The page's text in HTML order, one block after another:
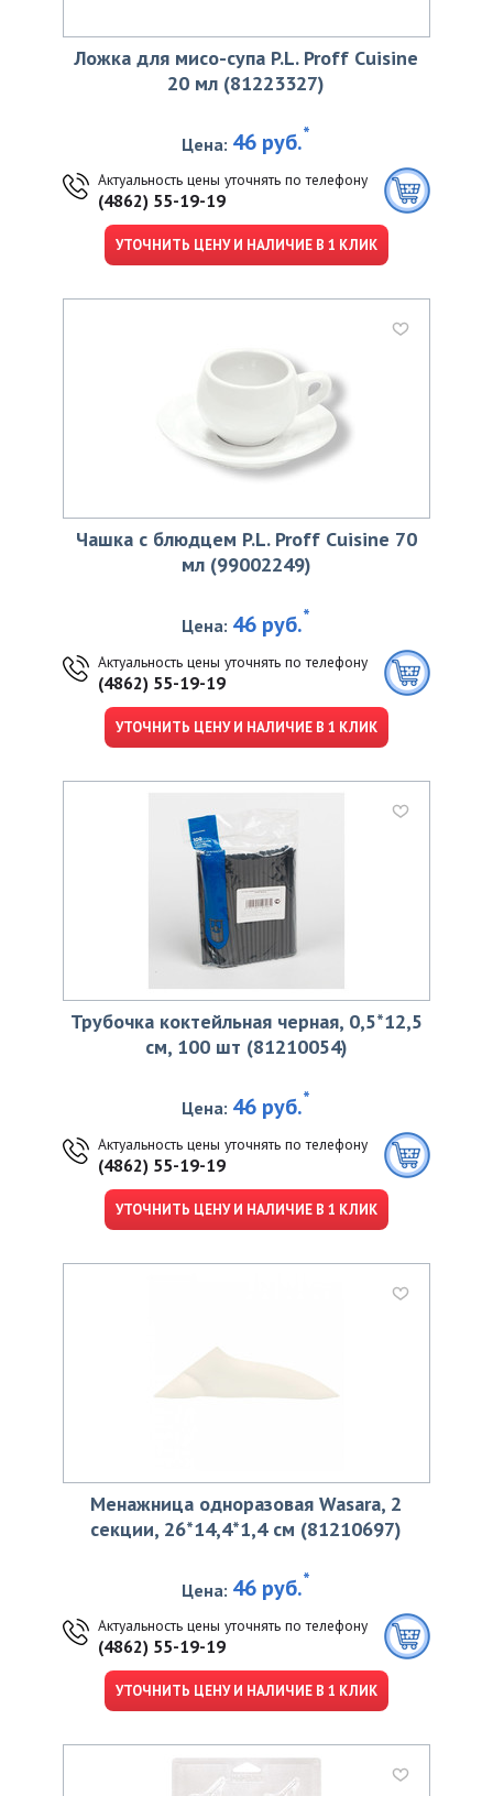
Ложка для мисо-супа P.L. Proff Cuisine
20 мл (81223327)
Цена: 46 руб.*
Актуальность цены уточнять по телефону
(4862) 55-19-19
УТОЧНИТЬ ЦЕНУ И НАЛИЧИЕ В 1 КЛИК
Чашка с блюдцем P.L. Proff Cuisine 70
мл (99002249)
Цена: 46 руб.*
Актуальность цены уточнять по телефону
(4862) 55-19-19
УТОЧНИТЬ ЦЕНУ И НАЛИЧИЕ В 1 КЛИК
Трубочка коктейльная черная, 0,5*12,5
см, 100 шт (81210054)
Цена: 46 руб.*
Актуальность цены уточнять по телефону
(4862) 55-19-19
УТОЧНИТЬ ЦЕНУ И НАЛИЧИЕ В 1 КЛИК
Менажница одноразовая Wasara, 2
секции, 26*14,4*1,4 см (81210697)
Цена: 46 руб.*
Актуальность цены уточнять по телефону
(4862) 55-19-19
УТОЧНИТЬ ЦЕНУ И НАЛИЧИЕ В 1 КЛИК